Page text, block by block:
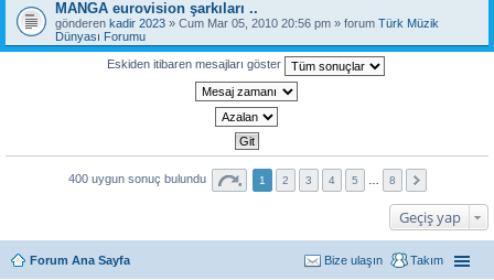
MANGA eurovision şarkıları ..
gönderen kadir 2023 » Cum Mar 05, 2010 20:56 pm » forum Türk Müzik
Dünyası Forumu
Eskiden itibaren mesajları göster
400 uygun sonuç bulundu 1 2 3 4 5 8
Geçiş yap
Forum Ana Sayfa Takım
Bize ulaşın